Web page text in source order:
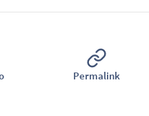
Permalink